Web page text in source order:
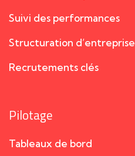
Suivi des performances
Structuration d’entreprise
Recrutements clés
Pilotage
Tableaux de bord